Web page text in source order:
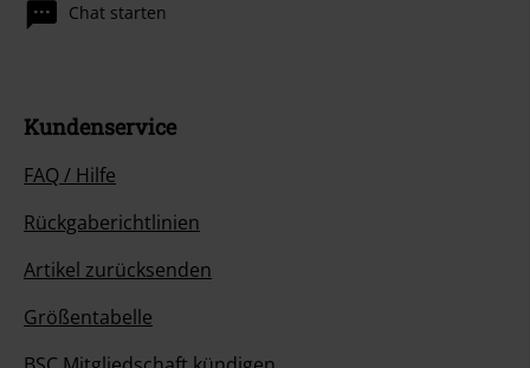
Chat starten
Kundenservice
FAQ / Hilfe
Rückgaberichtlinien
Artikel zurücksenden
Größentabelle